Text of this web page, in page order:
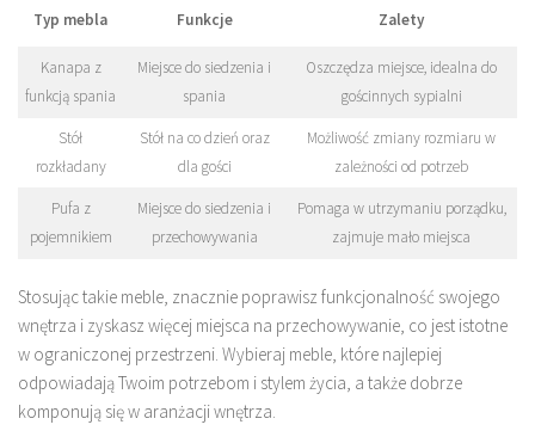
Typ mebla Funkcje Zalety
Kanapa z
funkcją spania
Miejsce do siedzenia i
spania
Oszczędza miejsce, idealna do
gościnnych sypialni
Stół
rozkładany
Stół na co dzień oraz
dla gości
Możliwość zmiany rozmiaru w
zależności od potrzeb
Pufa z
pojemnikiem
Miejsce do siedzenia i
przechowywania
Pomaga w utrzymaniu porządku,
zajmuje mało miejsca
Stosując takie meble, znacznie poprawisz funkcjonalność swojego
wnętrza i zyskasz więcej miejsca na przechowywanie, co jest istotne
w ograniczonej przestrzeni. Wybieraj meble, które najlepiej
odpowiadają Twoim potrzebom i stylem życia, a także dobrze
komponują się w aranżacji wnętrza.